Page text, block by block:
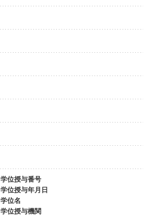
学位授与番号
学位授与年月日
学位名
学位授与機関